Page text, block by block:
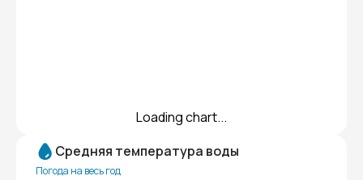
Loading chart...
Средняя температура воды
Погода на весь год